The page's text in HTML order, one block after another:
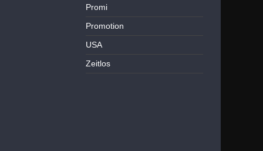
Promi
Promotion
USA
Zeitlos